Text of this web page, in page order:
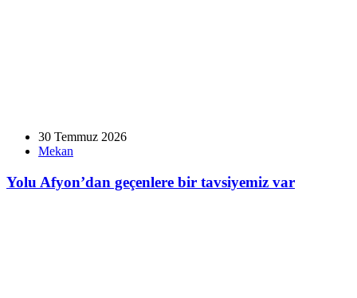
30 Temmuz 2026
Mekan
Yolu Afyon’dan geçenlere bir tavsiyemiz var